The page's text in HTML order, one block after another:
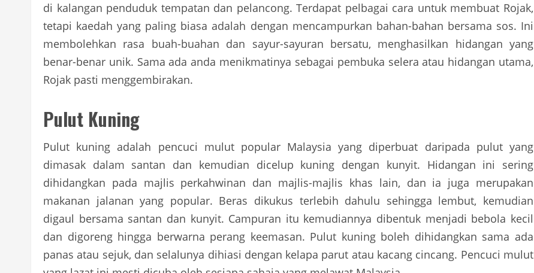
di kalangan penduduk tempatan dan pelancong. Terdapat pelbagai cara untuk membuat Rojak,
tetapi kaedah yang paling biasa adalah dengan mencampurkan bahan-bahan bersama sos. Ini
membolehkan rasa buah-buahan dan sayur-sayuran bersatu, menghasilkan hidangan yang
benar-benar unik. Sama ada anda menikmatinya sebagai pembuka selera atau hidangan utama,
Rojak pasti menggembirakan.
Pulut Kuning
Pulut kuning adalah pencuci mulut popular Malaysia yang diperbuat daripada pulut yang
dimasak dalam santan dan kemudian dicelup kuning dengan kunyit. Hidangan ini sering
dihidangkan pada majlis perkahwinan dan majlis-majlis khas lain, dan ia juga merupakan
makanan jalanan yang popular. Beras dikukus terlebih dahulu sehingga lembut, kemudian
digaul bersama santan dan kunyit. Campuran itu kemudiannya dibentuk menjadi bebola kecil
dan digoreng hingga berwarna perang keemasan. Pulut kuning boleh dihidangkan sama ada
panas atau sejuk, dan selalunya dihiasi dengan kelapa parut atau kacang cincang. Pencuci mulut